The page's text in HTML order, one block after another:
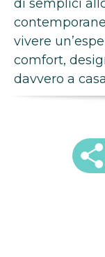
di semplici
vivere
comfort,
davvero a